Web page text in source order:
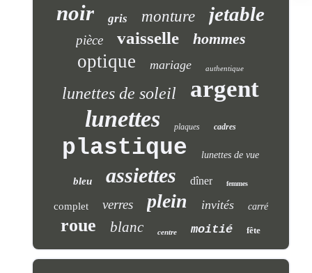
noir gris monture jetable
pièce vaisselle hommes
optique mariage authentique
lunettes de soleil argent
lunettes plaques cadres
plastique lunettes de vue
bleu assiettes dîner femmes
complet verres plein invités carré
roue blanc centre moitié fête